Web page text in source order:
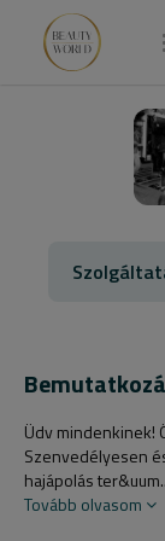
Üdv mindenkinek!
Szenvedélyesen
hajápolás
Tovább olvasom